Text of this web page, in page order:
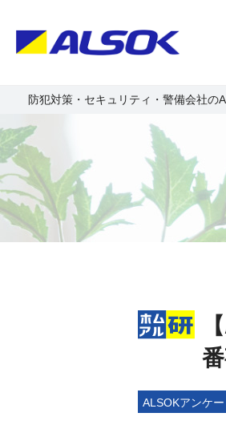
防犯対策・セキュリティ・警備会社の
ALSOKアンケー